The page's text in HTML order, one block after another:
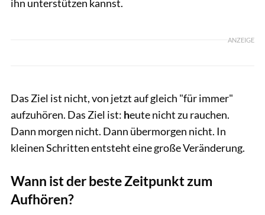
ihn unterstützen kannst.
ANZEIGE
Das Ziel ist nicht, von jetzt auf gleich "für immer"
aufzuhören. Das Ziel ist: heute nicht zu rauchen.
Dann morgen nicht. Dann übermorgen nicht. In
kleinen Schritten entsteht eine große Veränderung.
Wann ist der beste Zeitpunkt zum
Aufhören?